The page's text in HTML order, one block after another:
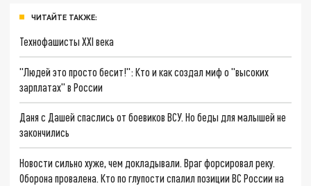
ЧИТАЙТЕ ТАКЖЕ:
Технофашисты XXI века
"Людей это просто бесит!": Кто и как создал миф о "высоких
зарплатах" в России
Даня с Дашей спаслись от боевиков ВСУ. Но беды для малышей не
закончились
Новости сильно хуже, чем докладывали. Враг форсировал реку.
Оборона провалена. Кто по глупости спалил позиции ВС России на